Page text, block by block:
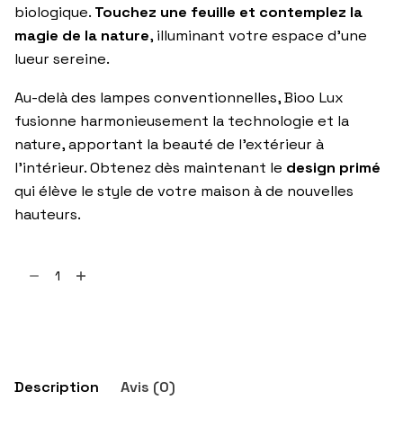
biologique. Touchez une feuille et contemplez la
magie de la nature, illuminant votre espace d’une
lueur sereine.
Au-delà des lampes conventionnelles, Bioo Lux
fusionne harmonieusement la technologie et la
nature, apportant la beauté de l’extérieur à
l’intérieur. Obtenez dès maintenant le design primé
qui élève le style de votre maison à de nouvelles
hauteurs.
Description Avis (0)